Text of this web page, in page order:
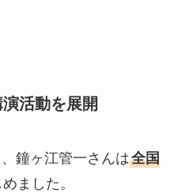
活動を展開
鐘ヶ江管一さんは全国
ました。